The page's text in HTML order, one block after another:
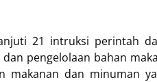
21 intruksi perintah
pengelolaan bahan
makanan dan minuman